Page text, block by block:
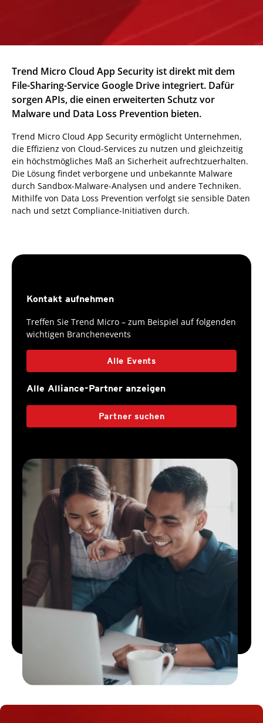
Trend Micro Cloud App Security ist direkt mit dem
File-Sharing-Service Google Drive integriert. Dafür
sorgen APIs, die einen erweiterten Schutz vor
Malware und Data Loss Prevention bieten.
Trend Micro Cloud App Security ermöglicht Unternehmen,
die Effizienz von Cloud-Services zu nutzen und gleichzeitig
ein höchstmögliches Maß an Sicherheit aufrechtzuerhalten.
Die Lösung findet verborgene und unbekannte Malware
durch Sandbox-Malware-Analysen und andere Techniken.
Mithilfe von Data Loss Prevention verfolgt sie sensible Daten
nach und setzt Compliance-Initiativen durch.
Kontakt aufnehmen
Treffen Sie Trend Micro – zum Beispiel auf folgenden
wichtigen Branchenevents
Alle Events
Alle Alliance-Partner anzeigen
Partner suchen